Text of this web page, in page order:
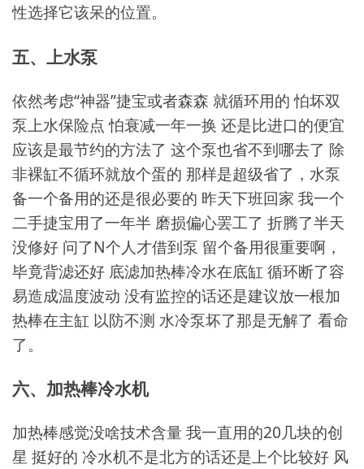
性选择它该呆的位置。
五、上水泵
依然考虑“神器”捷宝或者森森 就循环用的 怕坏双
泵上水保险点 怕衰减一年一换 还是比进口的便宜
应该是最节约的方法了 这个泵也省不到哪去了 除
非裸缸不循环就放个蛋的 那样是超级省了，水泵
备一个备用的还是很必要的 昨天下班回家 我一个
二手捷宝用了一年半 磨损偏心罢工了 折腾了半天
没修好 问了N个人才借到泵 留个备用很重要啊，
毕竟背滤还好 底滤加热棒冷水在底缸 循环断了容
易造成温度波动 没有监控的话还是建议放一根加
热棒在主缸 以防不测 水冷泵坏了那是无解了 看命
了。
六、加热棒冷水机
加热棒感觉没啥技术含量 我一直用的20几块的创
星 挺好的 冷水机不是北方的话还是上个比较好 风